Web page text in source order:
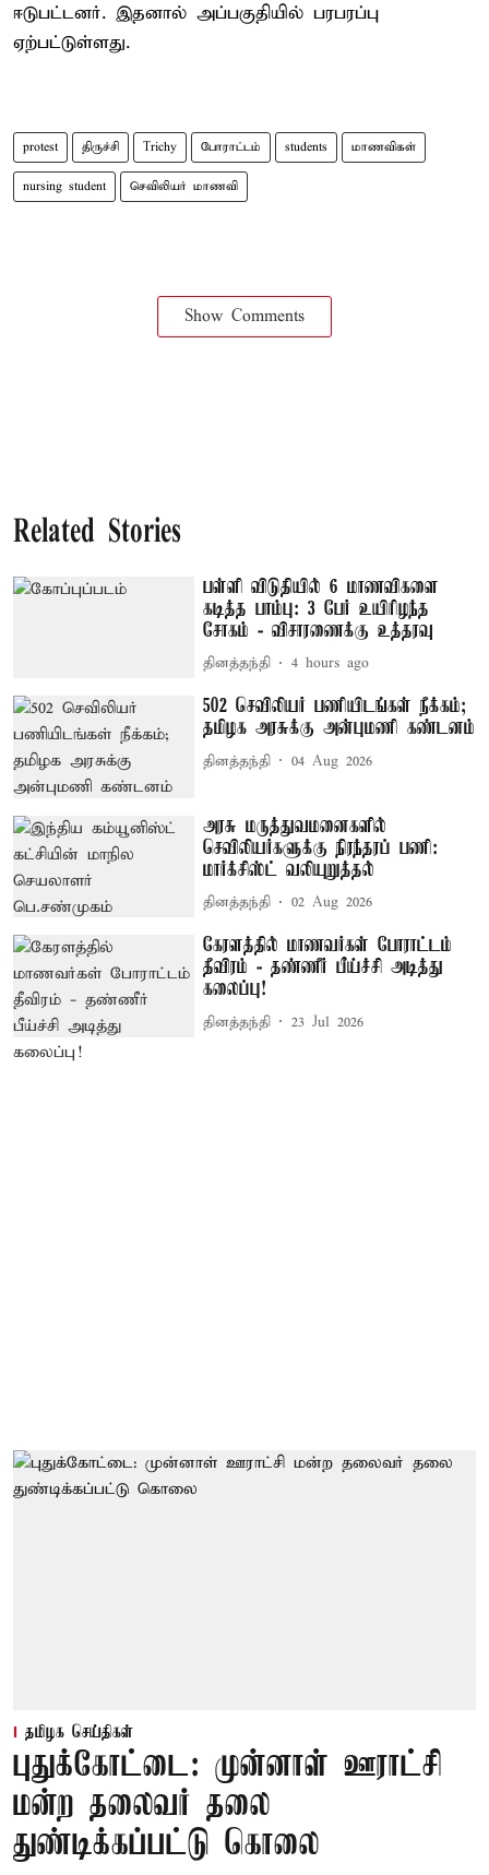
ஈடுபட்டனர். இதனால் அப்பகுதியில் பரபரப்பு
ஏற்பட்டுள்ளது.
protest திருச்சி Trichy போராட்டம் students மாணவிகள்
nursing student செவிலியர் மாணவி
Show Comments
Related Stories
பள்ளி விடுதியில் 6 மாணவிகளை
கடித்த பாம்பு: 3 பேர் உயிரிழந்த
சோகம் - விசாரணைக்கு உத்தரவு
தினத்தந்தி 4 hours ago
502 செவிலியர் பணியிடங்கள் நீக்கம்;
தமிழக அரசுக்கு அன்புமணி கண்டனம்
தினத்தந்தி 04 Aug 2026
அரசு மருத்துவமனைகளில்
செவிலியர்களுக்கு நிரந்தரப் பணி:
மார்க்சிஸ்ட் வலியுறுத்தல்
தினத்தந்தி 02 Aug 2026
கேரளத்தில் மாணவர்கள் போராட்டம்
தீவிரம் - தண்ணீர் பீய்ச்சி அடித்து
கலைப்பு!
தினத்தந்தி 23 Jul 2026
தமிழக செய்திகள்
புதுக்கோட்டை: முன்னாள் ஊராட்சி
மன்ற தலைவர் தலை
துண்டிக்கப்பட்டு கொலை